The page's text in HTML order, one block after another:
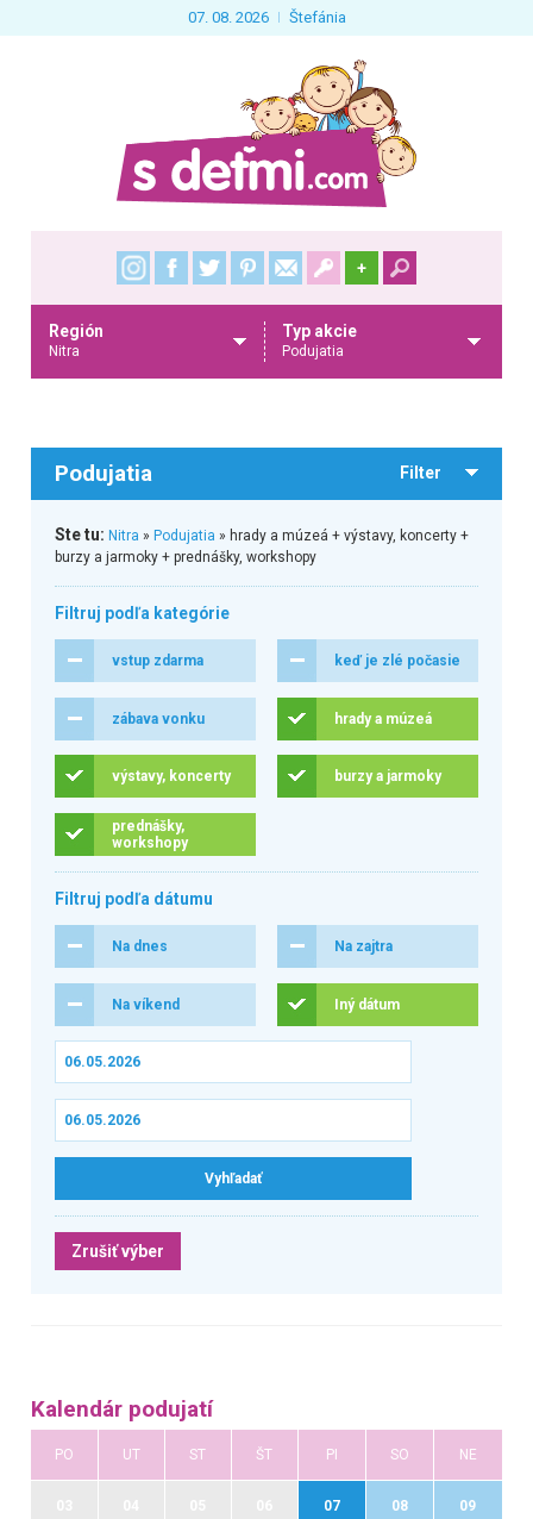
07. 08. 2026 Štefánia
+
Región
Nitra
Typ akcie
Podujatia
Podujatia Filter
Ste tu: Nitra » Podujatia » hrady a múzeá + výstavy, koncerty +
burzy a jarmoky + prednášky, workshopy
Filtruj podľa kategórie
vstup zdarma keď je zlé počasie
zábava vonku hrady a múzeá
výstavy, koncerty burzy a jarmoky
prednášky,
workshopy
Filtruj podľa dátumu
Na dnes Na zajtra
Na víkend Iný dátum
Zrušiť výber
Kalendár podujatí
PO UT ST ŠT PI SO NE
07 08 09